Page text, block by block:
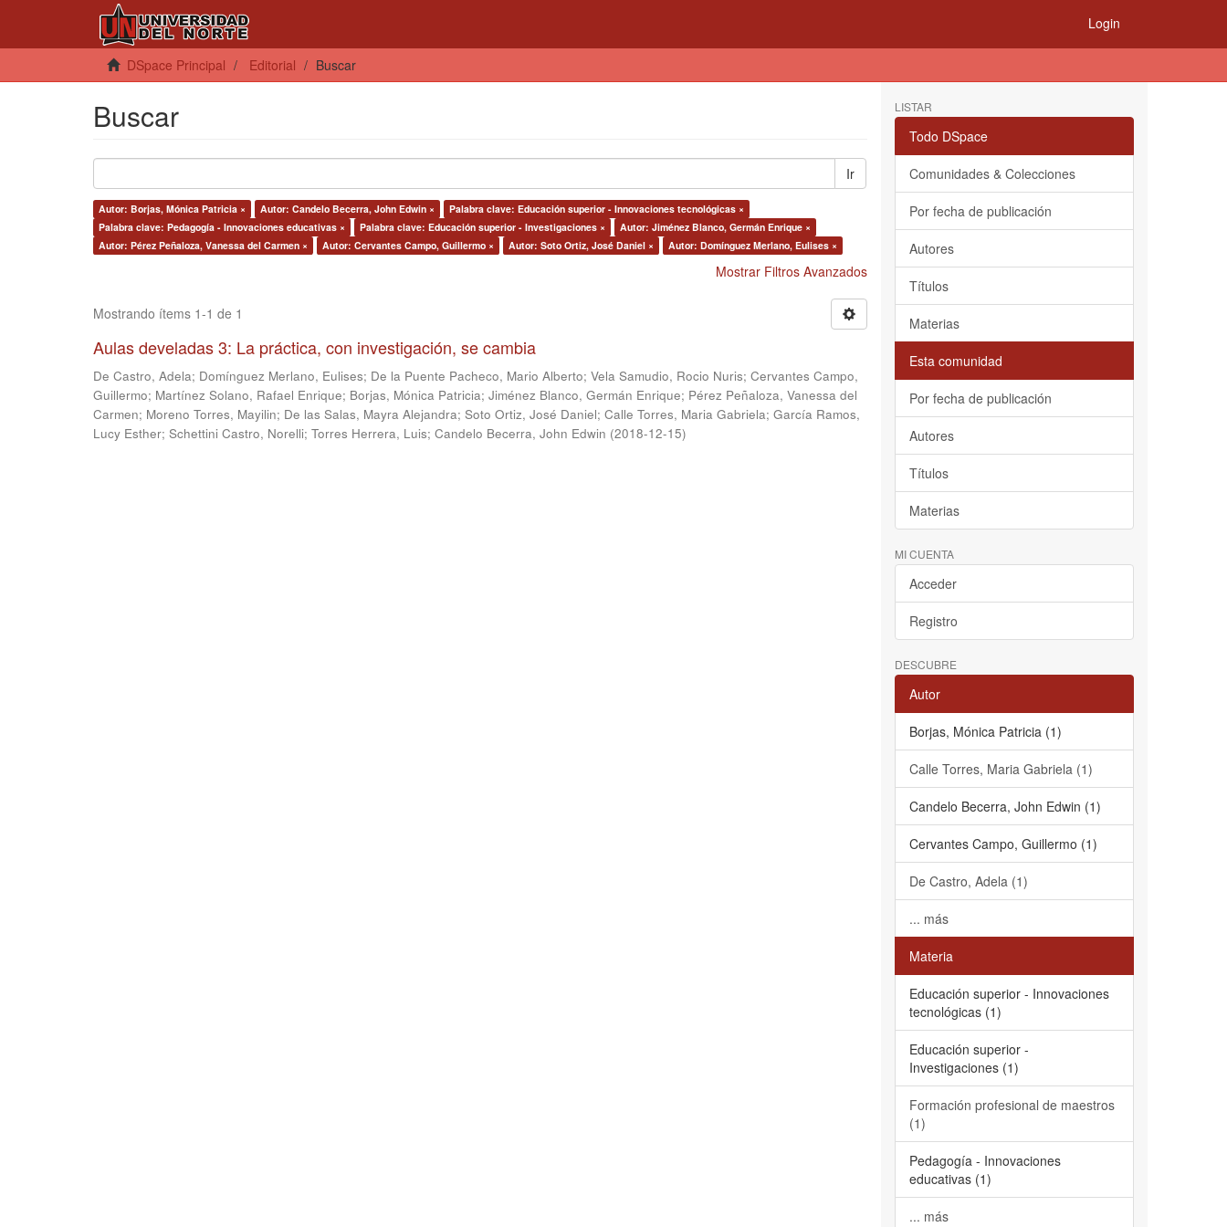
Login
DSpace Principal Editorial Buscar
Buscar
Ir
Autor: Borjas, Mónica Patricia × Autor: Candelo Becerra, John Edwin ×
Palabra clave: Educación superior - Innovaciones tecnológicas ×
Palabra clave: Pedagogía - Innovaciones educativas ×
Palabra clave: Educación superior - Investigaciones ×
Autor: Jiménez Blanco, Germán Enrique ×
Autor: Pérez Peñaloza, Vanessa del Carmen ×
Autor: Cervantes Campo, Guillermo × Autor: Soto Ortiz, José Daniel × Autor: Domínguez Merlano, Eulises ×
Mostrar Filtros Avanzados
Mostrando ítems 1-1 de 1
Aulas develadas 3: La práctica, con investigación, se cambia
De Castro, Adela; Domínguez Merlano, Eulises; De la Puente Pacheco, Mario Alberto; Vela Samudio, Rocio Nuris; Cervantes Campo,
Guillermo; Martínez Solano, Rafael Enrique; Borjas, Mónica Patricia; Jiménez Blanco, Germán Enrique; Pérez Peñaloza, Vanessa del
Carmen; Moreno Torres, Mayilin; De las Salas, Mayra Alejandra; Soto Ortiz, José Daniel; Calle Torres, Maria Gabriela; García Ramos,
Lucy Esther; Schettini Castro, Norelli; Torres Herrera, Luis; Candelo Becerra, John Edwin (2018-12-15)
LISTAR
Todo DSpace
Comunidades & Colecciones
Por fecha de publicación
Autores
Títulos
Materias
Esta comunidad
Por fecha de publicación
Autores
Títulos
Materias
MI CUENTA
Acceder
Registro
DESCUBRE
Autor
Borjas, Mónica Patricia (1)
Calle Torres, Maria Gabriela (1)
Candelo Becerra, John Edwin (1)
Cervantes Campo, Guillermo (1)
De Castro, Adela (1)
... más
Materia
Educación superior - Innovaciones
tecnológicas (1)
Educación superior -
Investigaciones (1)
Formación profesional de maestros
(1)
Pedagogía - Innovaciones
educativas (1)
... más